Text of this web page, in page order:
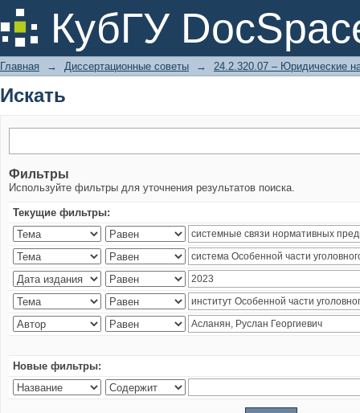
КубГУ
Искать
Главная → Диссертационные советы → 24.2.320.07 – Юридические
Искать
Фильтры
Используйте фильтры для уточнения результатов поиска.
Текущие фильтры:
Новые фильтры: